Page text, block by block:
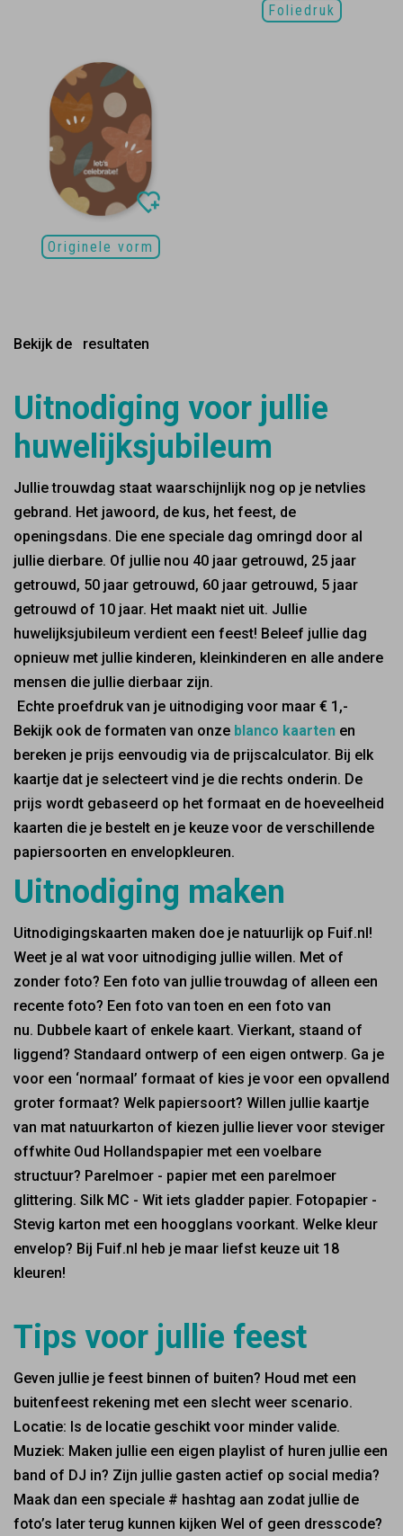
Foliedruk
Originele vorm
Bekijk de resultaten
Uitnodiging voor jullie
huwelijksjubileum
Jullie trouwdag staat waarschijnlijk nog op je netvlies
gebrand. Het jawoord, de kus, het feest, de
openingsdans. Die ene speciale dag omringd door al
jullie dierbare. Of jullie nou 40 jaar getrouwd, 25 jaar
getrouwd, 50 jaar getrouwd, 60 jaar getrouwd, 5 jaar
getrouwd of 10 jaar. Het maakt niet uit. Jullie
huwelijksjubileum verdient een feest! Beleef jullie dag
opnieuw met jullie kinderen, kleinkinderen en alle andere
mensen die jullie dierbaar zijn.
Echte proefdruk van je uitnodiging voor maar € 1,-
Bekijk ook de formaten van onze blanco kaarten en
bereken je prijs eenvoudig via de prijscalculator. Bij elk
kaartje dat je selecteert vind je die rechts onderin. De
prijs wordt gebaseerd op het formaat en de hoeveelheid
kaarten die je bestelt en je keuze voor de verschillende
papiersoorten en envelopkleuren.
Uitnodiging maken
Uitnodigingskaarten maken doe je natuurlijk op Fuif.nl!
Weet je al wat voor uitnodiging jullie willen. Met of
zonder foto? Een foto van jullie trouwdag of alleen een
recente foto? Een foto van toen en een foto van
nu. Dubbele kaart of enkele kaart. Vierkant, staand of
liggend? Standaard ontwerp of een eigen ontwerp. Ga je
voor een ‘normaal’ formaat of kies je voor een opvallend
groter formaat? Welk papiersoort? Willen jullie kaartje
van mat natuurkarton of kiezen jullie liever voor steviger
offwhite Oud Hollandspapier met een voelbare
structuur? Parelmoer - papier met een parelmoer
glittering. Silk MC - Wit iets gladder papier. Fotopapier -
Stevig karton met een hoogglans voorkant. Welke kleur
envelop? Bij Fuif.nl heb je maar liefst keuze uit 18
kleuren!
Tips voor jullie feest
Geven jullie je feest binnen of buiten? Houd met een
buitenfeest rekening met een slecht weer scenario.
Locatie: Is de locatie geschikt voor minder valide.
Muziek: Maken jullie een eigen playlist of huren jullie een
band of DJ in? Zijn jullie gasten actief op social media?
Maak dan een speciale # hashtag aan zodat jullie de
foto’s later terug kunnen kijken Wel of geen dresscode?